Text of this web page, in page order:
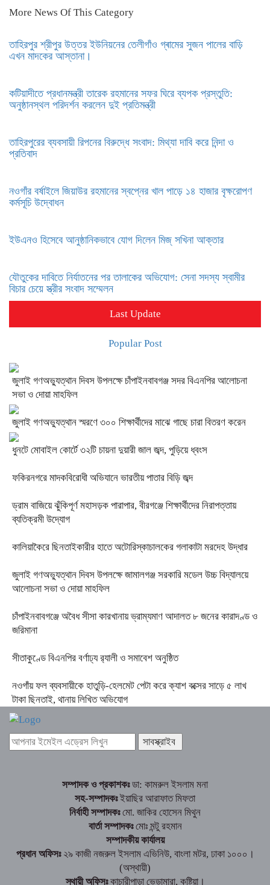
More News Of This Category
তাহিরপুর শ্রীপুর উত্তর ইউনিয়নের তেলীগাঁও গ্ৰামের সুজন পালের বাড়ি
এখন মাদকের আস্তানা।
কটিয়াদীতে প্রধানমন্ত্রী তারেক রহমানের সফর ঘিরে ব্যপক প্রস্তুতি:
অনুষ্ঠানস্থল পরিদর্শন করলেন দুই প্রতিমন্ত্রী
তাহিরপুরের ব্যবসায়ী রিপনের বিরুদ্ধে সংবাদ: মিথ্যা দাবি করে নিন্দা ও
প্রতিবাদ
নওগাঁর বর্ষাইলে জিয়াউর রহমানের স্বপ্নের খাল পাড়ে ১৪ হাজার বৃক্ষরোপণ
কর্মসূচি উদ্বোধন
ইউএনও হিসেবে আনুষ্ঠানিকভাবে যোগ দিলেন মিজ্ সখিনা আক্তার
যৌতুকের দাবিতে নির্যাতনের পর তালাকের অভিযোগ: সেনা সদস্য স্বামীর
বিচার চেয়ে স্ত্রীর সংবাদ সম্মেলন
Last Update
Popular Post
জুলাই গণঅভ্যুত্থান দিবস উপলক্ষে চাঁপাইনবাবগঞ্জ সদর বিএনপির আলোচনা
সভা ও দোয়া মাহফিল
জুলাই গণঅভ্যুত্থান স্মরণে ৩০০ শিক্ষার্থীদের মাঝে গাছে চারা বিতরণ করেন
ধুনটে মোবাইল কোর্টে ৩২টি চায়না দুয়ারী জাল জব্দ, পুড়িয়ে ধ্বংস
ফকিরনগরে মাদকবিরোধী অভিযানে ভারতীয় পাতার বিড়ি জব্দ
ড্রাম বাজিয়ে ঝুঁকিপূর্ণ মহাসড়ক পারাপার, বীরগঞ্জে শিক্ষার্থীদের নিরাপত্তায়
ব্যতিক্রমী উদ্যোগ
কালিয়াকৈরে ছিনতাইকারীর হাতে অটোরিস্কাচালকের গলাকাটা মরদেহ উদ্ধার
জুলাই গণঅভ্যুত্থান দিবস উপলক্ষে জামালগঞ্জ সরকারি মডেল উচ্চ বিদ্যালয়ে
আলোচনা সভা ও দোয়া মাহফিল
চাঁপাইনবাবগঞ্জে অবৈধ সীসা কারখানায় ভ্রাম্যমাণ আদালত ৮ জনের কারাদণ্ড ও
জরিমানা
সীতাকুণ্ডে বিএনপির বর্ণাঢ্য র‍্যালী ও সমাবেশ অনুষ্ঠিত
নওগাঁয় ফল ব্যবসায়ীকে হাতুড়ি-হেলমেট পেটা করে ক্যাশ বক্সের সাড়ে ৫ লাখ
টাকা ছিনতাই, থানায় লিখিত অভিযোগ
সম্পাদক ও প্রকাশকঃডা: কামরুল ইসলাম মনা
সহ-সম্পাদকঃইয়াছির আরাফাত মিফতা
নির্বাহী সম্পাদকঃমো. জাকির হোসেন মিথুন
বার্তা সম্পাদকঃমোঃ মন্টু রহমান
সম্পাদকীয় কার্যালয়
প্রধান অফিসঃ২৯ কাজী নজরুল ইসলাম এভিনিউ, বাংলা মটর, ঢাকা ১০০০।
(অস্থায়ী)
স্থায়ী অফিসঃকাচারীপাড়া ভেড়ামারা, কুষ্টিয়া।